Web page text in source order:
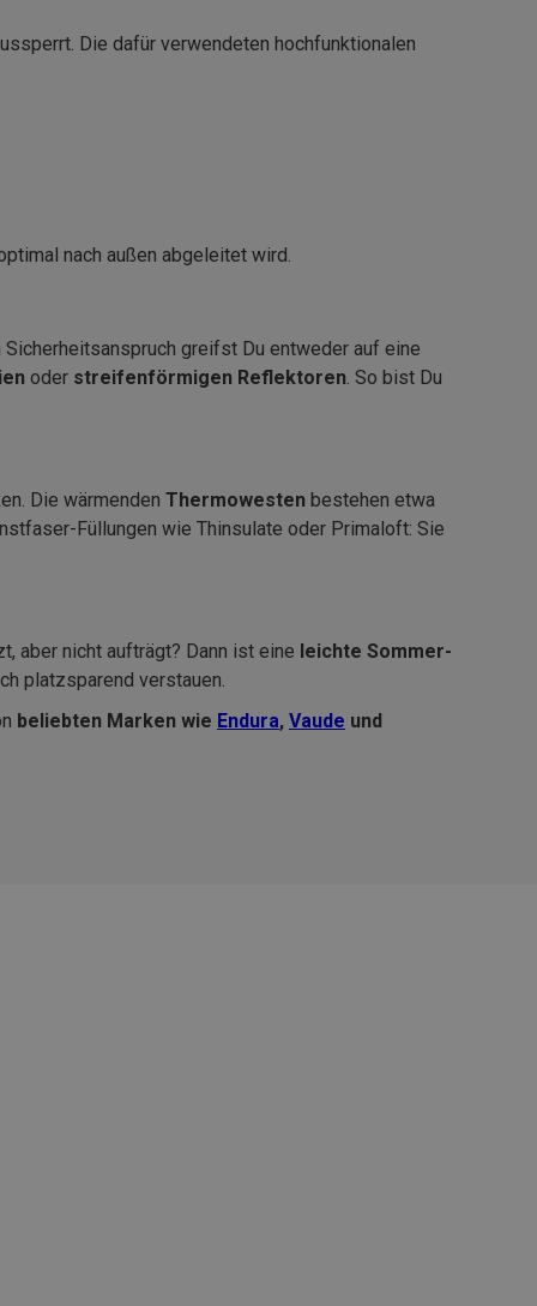
Die dafür verwendeten hochfunktionalen
nach außen abgeleitet wird.
greifst Du entweder auf eine
oder streifenförmigen Reflektoren. So bist Du
Die wärmenden Thermowesten bestehen etwa
Füllungen wie Thinsulate oder Primaloft: Sie
aber nicht aufträgt? Dann ist eine leichte Sommer-
platzsparend verstauen.
beliebten Marken wie Endura, Vaude und